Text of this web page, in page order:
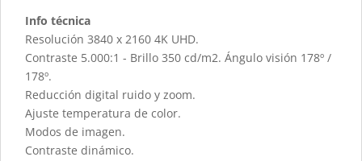
Info técnica
Resolución 3840 x 2160 4K UHD.
Contraste 5.000:1 - Brillo 350 cd/m2. Ángulo visión 178º /
178º.
Reducción digital ruido y zoom.
Ajuste temperatura de color.
Modos de imagen.
Contraste dinámico.